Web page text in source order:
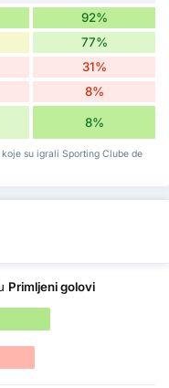
92%
77%
31%
8%
8%
su igrali Sporting Clube de
Primljeni golovi